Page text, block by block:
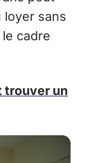
loyer sans
cadre
trouver un